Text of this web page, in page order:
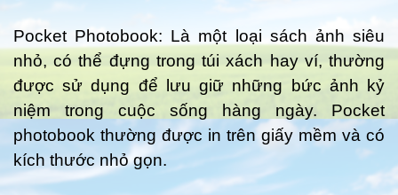
Pocket Photobook: Là một loại sách ảnh siêu
nhỏ, có thể đựng trong túi xách hay ví, thường
được sử dụng để lưu giữ những bức ảnh kỷ
niệm trong cuộc sống hàng ngày. Pocket
photobook thường được in trên giấy mềm và có
kích thước nhỏ gọn.